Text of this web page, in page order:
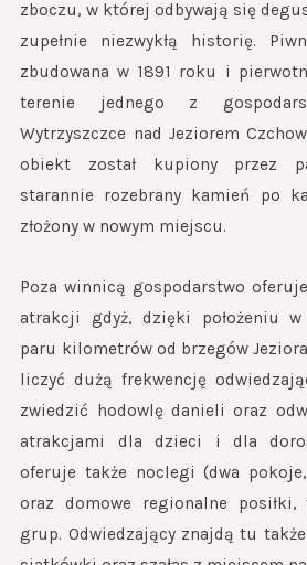
zboczu, w której odbywają się
zupełnie niezwykłą historię.
zbudowana w 1891 roku i
terenie jednego z
Wytrzyszczce nad Jeziorem
obiekt został kupiony przez
starannie rozebrany kamień po
złożony w nowym miejscu.
Poza winnicą gospodarstwo
atrakcji gdyż, dzięki położeniu w
paru kilometrów od brzegów
liczyć dużą frekwencję
zwiedzić hodowlę danieli oraz
atrakcjami dla dzieci i dla
oferuje także noclegi (dwa
oraz domowe regionalne posiłki,
grup. Odwiedzający znajdą tu